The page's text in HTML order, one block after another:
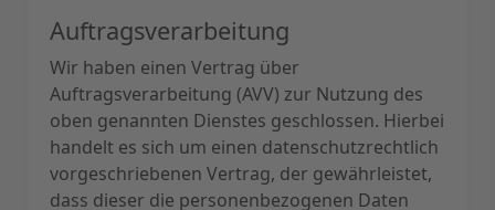
Auftragsverarbeitung
Wir haben einen Vertrag über
Auftragsverarbeitung (AVV) zur Nutzung des
oben genannten Dienstes geschlossen. Hierbei
handelt es sich um einen datenschutzrechtlich
vorgeschriebenen Vertrag, der gewährleistet,
dass dieser die personenbezogenen Daten